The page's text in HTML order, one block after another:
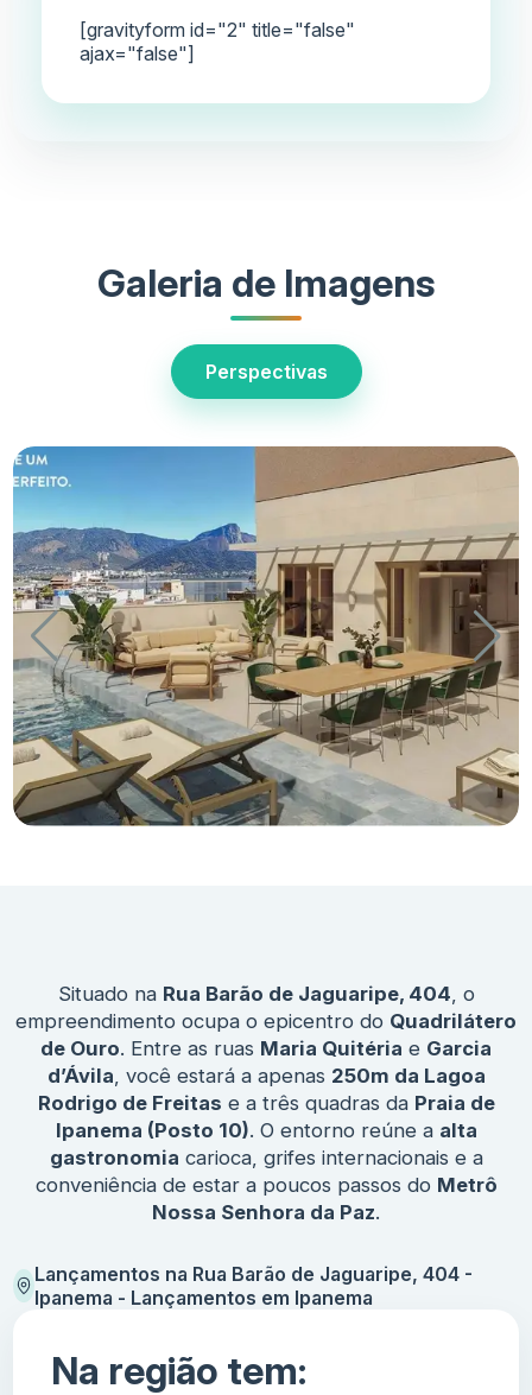
[gravityform id="2" title="false"
ajax="false"]
Galeria de Imagens
Perspectivas
Situado na Rua Barão de Jaguaripe, 404 , o
empreendimento ocupa o epicentro do Quadrilátero
de Ouro. Entre as ruas Maria Quitéria e Garcia
d’Ávila , você estará a apenas 250m da Lagoa
Rodrigo de Freitas e a três quadras da Praia de
Ipanema (Posto 10). O entorno reúne a alta
gastronomia carioca, grifes internacionais e a
conveniência de estar a poucos passos do Metrô
Nossa Senhora da Paz.
Lançamentos na Rua Barão de Jaguaripe, 404 -
Ipanema - Lançamentos em Ipanema
Na região tem: